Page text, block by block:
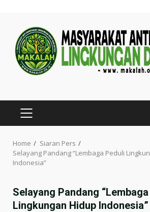
content
PRIMARY
MENU
Home
Siaran Pers
Selayang Pandang “Lembaga Peduli
Indonesia”
Selayang Pandang
Lingkungan Hidup Indonesia”